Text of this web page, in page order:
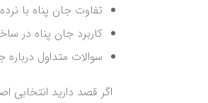
تفاوت جان پناه با
کاربرد جان پناه در
سوالات متداول درباره
اگر قصد دارید انتخابی